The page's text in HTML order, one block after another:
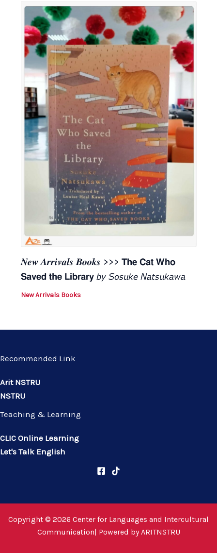
𝑵𝒆𝒘 𝑨𝒓𝒓𝒊𝒗𝒂𝒍𝒔 𝑩𝒐𝒐𝒌𝒔 >>> 𝗧𝗵𝗲 𝗖𝗮𝘁 𝗪𝗵𝗼
𝗦𝗮𝘃𝗲𝗱 𝘁𝗵𝗲 𝗟𝗶𝗯𝗿𝗮𝗿𝘆 𝘣𝘺 𝘚𝘰𝘴𝘶𝘬𝘦 𝘕𝘢𝘵𝘴𝘶𝘬𝘢𝘸𝘢
New Arrivals Books
Recommended Link
Arit NSTRU
NSTRU
Teaching & Learning
CLIC Online Learning
Let's Talk English
Copyright © 2026 Center for Languages and Intercultural
Communication| Powered byARITNSTRU